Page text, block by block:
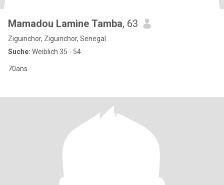
Mamadou Lamine Tamba, 63
Ziguinchor, Ziguinchor, Senegal
Suche: Weiblich 35 - 54
70ans